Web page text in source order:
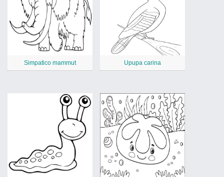
Simpatico mammut Upupa carina